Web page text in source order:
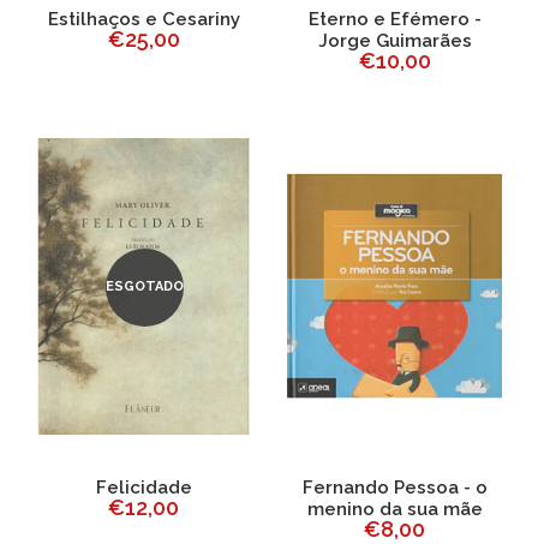
Estilhaços e Cesariny
€25,00
Eterno e Efémero -
Jorge Guimarães
€10,00
ESGOTADO
Felicidade
€12,00
Fernando Pessoa - o
menino da sua mãe
€8,00